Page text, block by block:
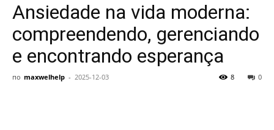
Alimentação
saudável,
Ansiedade na vida moderna:
compreendendo, gerenciando
e encontrando esperança
по maxwelhelp - 2025-12-03 0
8